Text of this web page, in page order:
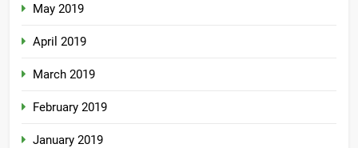
May 2019
April 2019
March 2019
February 2019
January 2019